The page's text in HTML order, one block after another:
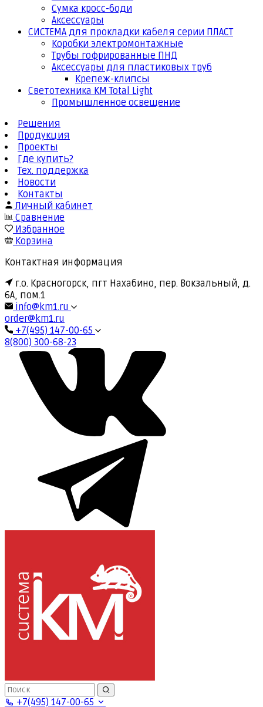
Сумка кросс-боди
Аксессуары
СИСТЕМА для прокладки кабеля серии ПЛАСТ
Коробки электромонтажные
Трубы гофрированные ПНД
Аксессуары для пластиковых труб
Крепеж-клипсы
Светотехника КМ Total Light
Промышленное освещение
Решения
Продукция
Проекты
Где купить?
Тех. поддержка
Новости
Контакты
Личный кабинет
Сравнение
Избранное
Корзина
Контактная информация
г.о. Красногорск, пгт Нахабино, пер. Вокзальный, д.
6А, пом.1
info@km1.ru
order@km1.ru
+7(495) 147-00-65
8(800) 300-68-23
+7(495) 147-00-65